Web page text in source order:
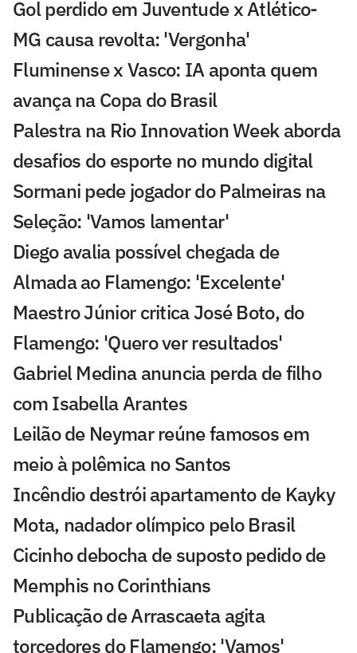
Gol perdido em Juventude x Atlético-
MG causa revolta: 'Vergonha'
Fluminense x Vasco: IA aponta quem
avança na Copa do Brasil
Palestra na Rio Innovation Week aborda
desafios do esporte no mundo digital
Sormani pede jogador do Palmeiras na
Seleção: 'Vamos lamentar'
Diego avalia possível chegada de
Almada ao Flamengo: 'Excelente'
Maestro Júnior critica José Boto, do
Flamengo: 'Quero ver resultados'
Gabriel Medina anuncia perda de filho
com Isabella Arantes
Leilão de Neymar reúne famosos em
meio à polêmica no Santos
Incêndio destrói apartamento de Kayky
Mota, nadador olímpico pelo Brasil
Cicinho debocha de suposto pedido de
Memphis no Corinthians
Publicação de Arrascaeta agita
torcedores do Flamengo: 'Vamos'